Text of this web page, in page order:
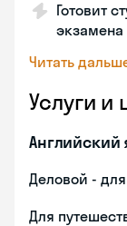
Готовит
экзамена
Читать
Услуги и
Английский
Деловой -
Для